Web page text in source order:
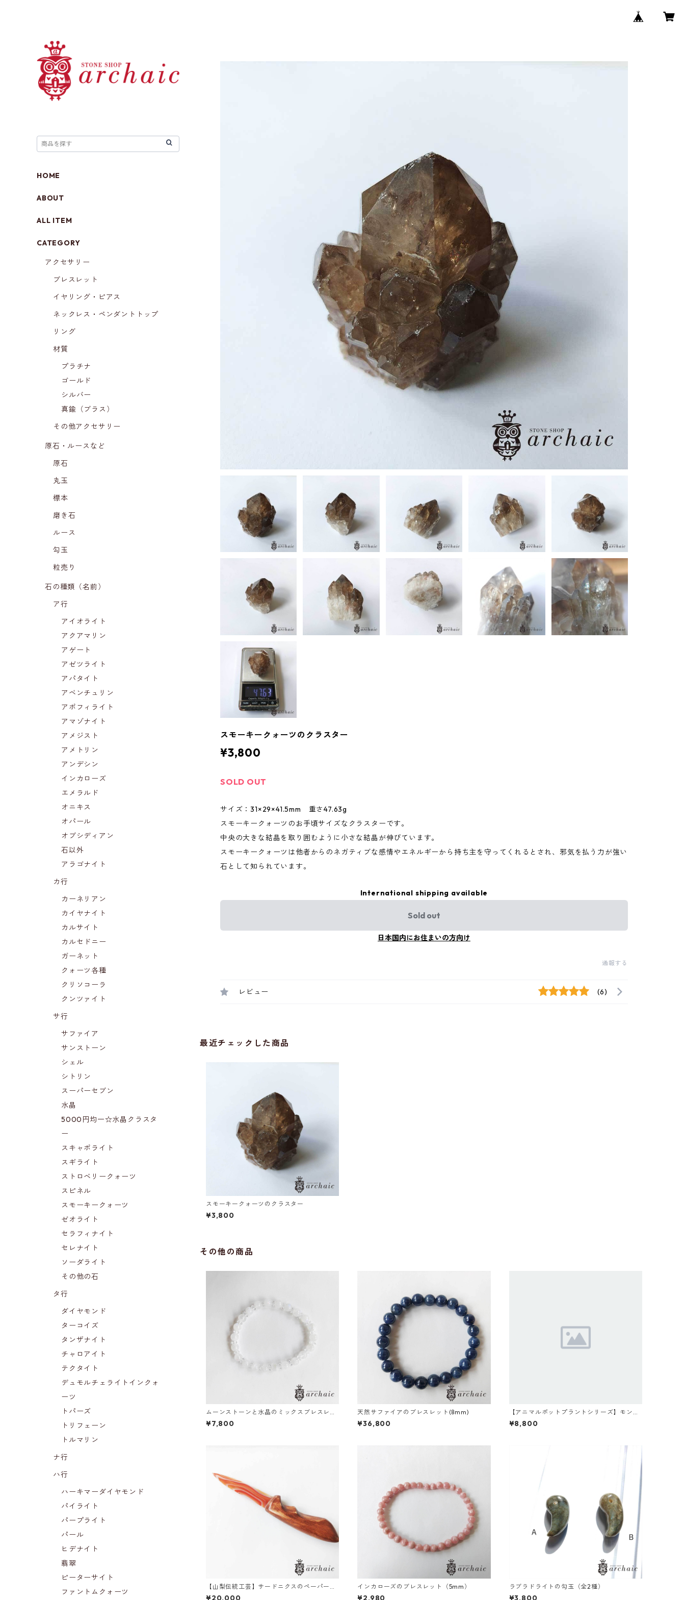
スモーキークォーツのクラスター
¥3,800
SOLD OUT
サイズ：31×29×41.5mm 重さ47.63g
スモーキークォーツのお手頃サイズなクラスターです。
中央の大きな結晶を取り囲むように小さな結晶が伸びています。
スモーキークォーツは他者からのネガティブな感情やエネルギーから持ち主を守ってくれるとされ、邪気を払う力が強い
石として知られています。
International shipping available
Sold out
日本国内にお住まいの方向け
通報する
レビュー (6)
最近チェックした商品
スモーキークォーツのクラスター
¥3,800
その他の商品
ムーンストーンと水晶のミックスブレスレッ
ト（6mm）
¥7,800
天然サファイアのブレスレット(8mm)
¥36,800
【アニマルポットプラントシリーズ】モンキ
ー×セレウス×丸サボテン
¥8,800
【山梨伝統工芸】サードニクスのペーパーナ
イフ
¥20,000
インカローズのブレスレット（5mm）
¥2,980
ラブラドライトの勾玉（全2種）
¥3,800
HOME
ABOUT
ALL ITEM
CATEGORY
アクセサリー
ブレスレット
イヤリング・ピアス
ネックレス・ペンダントトップ
リング
材質
プラチナ
ゴールド
シルバー
真鍮（ブラス）
その他アクセサリー
原石・ルースなど
原石
丸玉
標本
磨き石
ルース
勾玉
粒売り
石の種類（名前）
ア行
アイオライト
アクアマリン
アゲート
アゼツライト
アパタイト
アベンチュリン
アポフィライト
アマゾナイト
アメジスト
アメトリン
アンデシン
インカローズ
エメラルド
オニキス
オパール
オブシディアン
石以外
アラゴナイト
カ行
カーネリアン
カイヤナイト
カルサイト
カルセドニー
ガーネット
クォーツ各種
クリソコーラ
クンツァイト
サ行
サファイア
サンストーン
シェル
シトリン
スーパーセブン
水晶
5000円均一☆水晶クラスタ
ー
スキャポライト
スギライト
ストロベリークォーツ
スピネル
スモーキークォーツ
ゼオライト
セラフィナイト
セレナイト
ソーダライト
その他の石
タ行
ダイヤモンド
ターコイズ
タンザナイト
チャロアイト
テクタイト
デュモルチェライトインクォ
ーツ
トパーズ
トリフェーン
トルマリン
ナ行
ハ行
ハーキマーダイヤモンド
パイライト
パープライト
パール
ヒデナイト
翡翠
ピーターサイト
ファントムクォーツ